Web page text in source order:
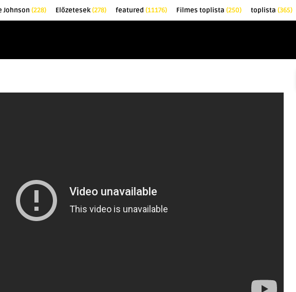
Johnson (228) Előzetesek(278) featured (11176) Filmes toplista (250) toplista (365)